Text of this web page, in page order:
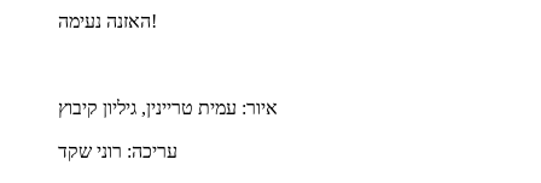
האזנה נעימה!
איור: עמית טריינין, גיליון קיבוץ
עריכה: רוני שקד